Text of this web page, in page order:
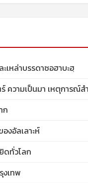
เหล่าบรรดาซอฮาบะฮฺ
ความเป็นมา เหตุการณ์
ก
งอัลเลาะห์
ดทั่วโลก
งเทพ